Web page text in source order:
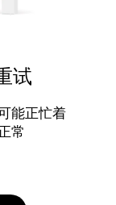
试
能正忙着
常